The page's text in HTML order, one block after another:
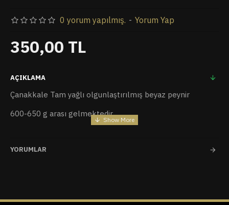
0 yorum yapılmış. - Yorum Yap
350,00 TL
AÇIKLAMA
Çanakkale Tam yağlı olgunlaştırılmış beyaz peynir
600-650 g arası gelmektedir
Marka : Habir
YORUMLAR